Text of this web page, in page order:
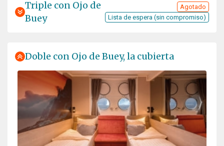
Triple con Ojo de
Buey
Agotado
Lista de espera (sin compromiso)
Doble con Ojo de Buey, la cubierta